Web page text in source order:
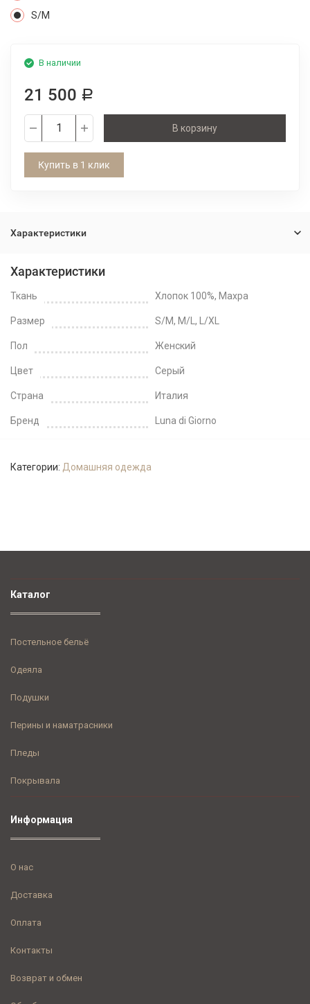
S/M
В наличии
21 500 Р
В корзину
Купить в 1 клик
Характеристики
Характеристики
Ткань Хлопок 100%, Махра
Размер S/M, M/L, L/XL
Пол Женский
Цвет Серый
Страна Италия
Бренд Luna di Giorno
Категории: Домашняя одежда
Каталог
Постельное бельё
Одеяла
Подушки
Перины и наматрасники
Пледы
Покрывала
Информация
О нас
Доставка
Оплата
Контакты
Возврат и обмен